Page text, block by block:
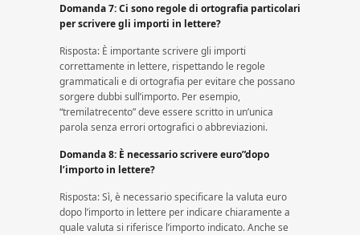
Domanda 7: Ci sono regole di ortografia particolari
per scrivere gli importi in lettere?
Risposta: È importante scrivere gli importi
correttamente in lettere, rispettando le regole
grammaticali e di ortografia per evitare che possano
sorgere dubbi sull’importo. Per esempio,
“tremilatrecento” deve essere scritto in un’unica
parola senza errori ortografici o abbreviazioni.
Domanda 8: È necessario scrivere euro”dopo
l’importo in lettere?
Risposta: Sì, è necessario specificare la valuta euro
dopo l’importo in lettere per indicare chiaramente a
quale valuta si riferisce l’importo indicato. Anche se